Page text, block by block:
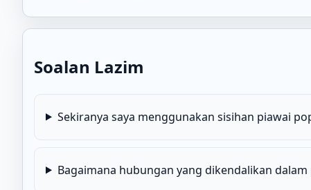
Soalan Lazim
Sekiranya saya menggunakan sisihan piawai
Bagaimana hubungan yang dikendalikan dalam